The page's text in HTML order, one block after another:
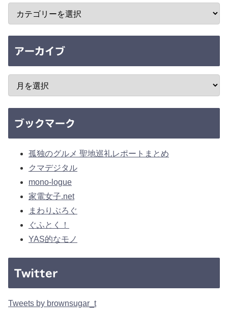
アーカイブ
ブックマーク
孤独のグルメ 聖地巡礼レポートまとめ
クマデジタル
mono-logue
家電女子.net
まわりぶろぐ
ぐふとく！
YAS的なモノ
Twitter
Tweets by brownsugar_t